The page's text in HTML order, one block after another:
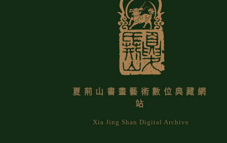
夏荊山書畫藝術數位典藏網
站
Xia Jing Shan Digital Archive